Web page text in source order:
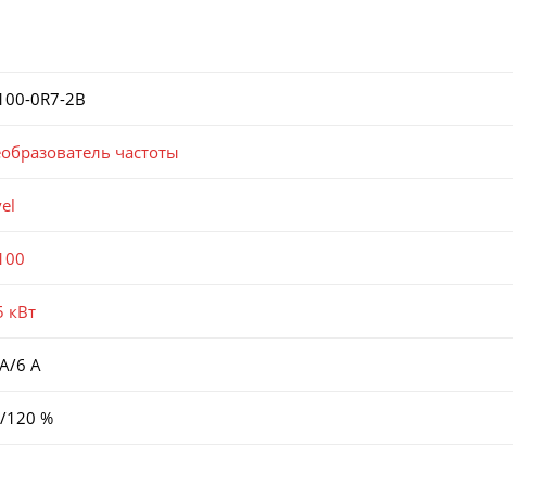
0R7-2B
частоты
кВт
6 А
120 %